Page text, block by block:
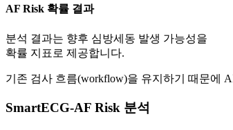
AF Risk 확률 결과
분석 결과는 향후 심방세동 발생 가능성을
확률 지표로 제공합니다.
기존 검사 흐름(workflow)을 유지하기 때문에
SmartECG-AF Risk 분석